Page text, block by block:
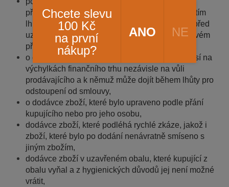
předchozím výslovným souhlasem před uplynutím
lhůty pro odstoupení od smlouvy a prodávající před
uzavřením smlouvy sdělil kupujícímu, že v takovém
případě nemá právo na odstoupení od smlouvy,
o dodávce zboží nebo služby, jejichž cena závisí na
výchylkách finančního trhu nezávisle na vůli
prodávajícího a k němuž může dojít během lhůty pro
odstoupení od smlouvy,
o dodávce zboží, které bylo upraveno podle přání
kupujícího nebo pro jeho osobu,
dodávce zboží, které podléhá rychlé zkáze, jakož i
zboží, které bylo po dodání nenávratně smíseno s
jiným zbožím,
dodávce zboží v uzavřeném obalu, které kupující z
obalu vyňal a z hygienických důvodů jej není možné
vrátit,
Chcete slevu
100 Kč
na první
nákup?
ANO NE